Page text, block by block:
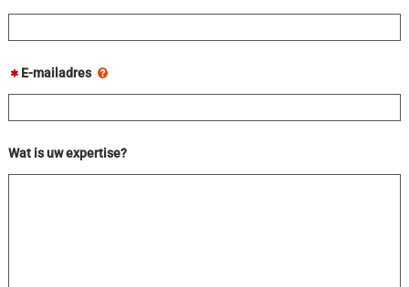
E-mailadres
Wat is uw expertise?